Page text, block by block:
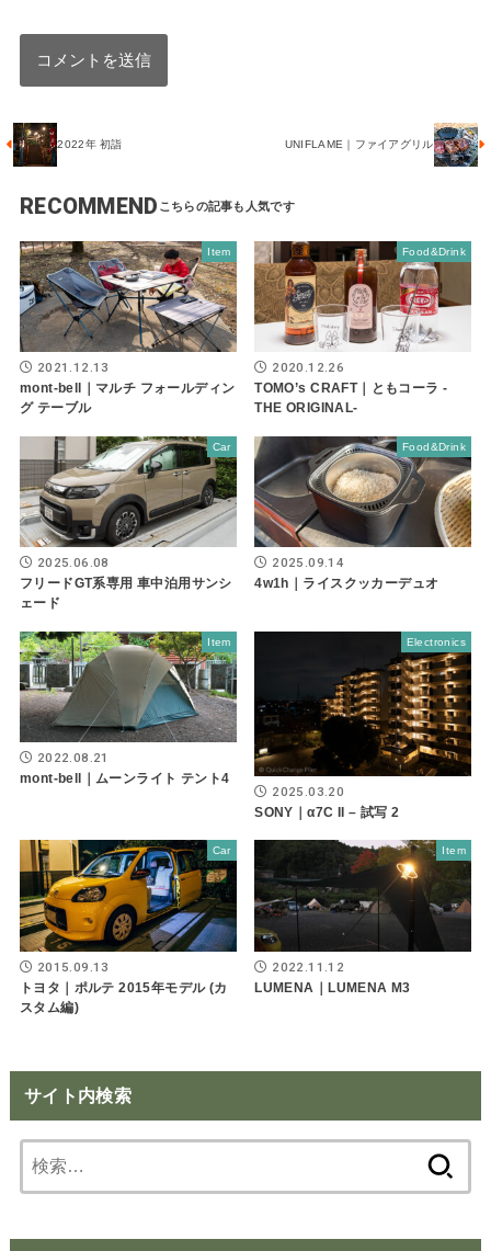
2022年 初詣 UNIFLAME｜ファイアグリル
RECOMMEND
Item
2021.12.13
mont-bell｜マルチ フォールディン
グ テーブル
Food&Drink
2020.12.26
TOMO’s CRAFT｜ともコーラ -
THE ORIGINAL-
Car
2025.06.08
フリードGT系専用 車中泊用サンシ
ェード
Food&Drink
2025.09.14
4w1h｜ライスクッカーデュオ
Item
2022.08.21
mont-bell｜ムーンライト テント4
Electronics
2025.03.20
SONY｜α7C II – 試写 2
Car
2015.09.13
トヨタ｜ポルテ 2015年モデル (カ
スタム編)
Item
2022.11.12
LUMENA｜LUMENA M3
サイト内検索
索: